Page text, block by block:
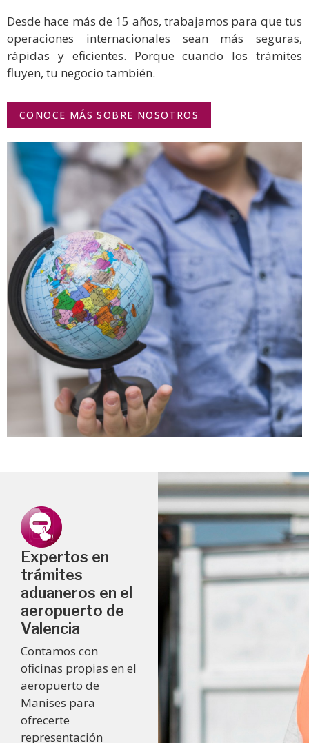
Desde hace más de 15 años, trabajamos para que tus
operaciones internacionales sean más seguras,
rápidas y eficientes. Porque cuando los trámites
fluyen, tu negocio también.
CONOCE MÁS SOBRE NOSOTROS
Expertos en
trámites
aduaneros en el
aeropuerto de
Valencia
Contamos con
oficinas propias en el
aeropuerto de
Manises para
ofrecerte
representación